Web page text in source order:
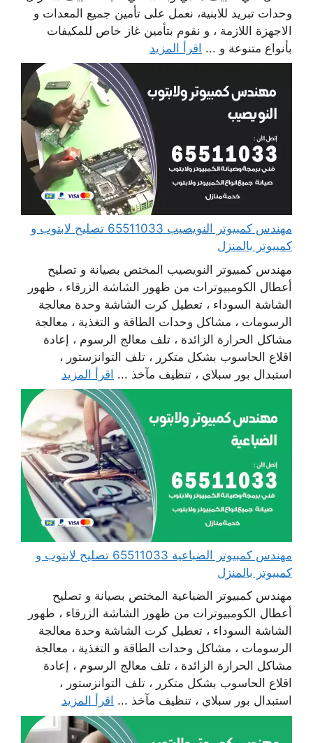
وحدات تبريد للابنية، نعمل على تأمين جميع المعدات و
الاجهزة اللازمة ، و نقوم بتأمين غاز خاص للمكيفات
بأنواع متنوعة و ... اقرأ المزيد
مهندس كمبيوتر النويصيب 65511033 تصليح لابتوب و
كمبيوتر بالمنزل
مهندس كمبيوتر النويصيب المختص بصيانة و تصليح
أعطال الكومبيوترات من ظهور الشاشة الزرقاء ، ظهور
الشاشة السوداء ، تعطيل كرت الشاشة وحدة معالجة
الرسومات ، مشاكل وحدات الطاقة و التغذية ، معالجة
مشاكل الحرارة الزائدة ، تلف معالج الرسوم ، إعادة
اقلاع الحاسوب بشكل متكرر ، تلف التوانزستور ،
استبدال بور سبلاي ، تنظيف مآخذ ... اقرأ المزيد
مهندس كمبيوتر الضباعية 65511033 تصليح لابتوب و
كمبيوتر بالمنزل
مهندس كمبيوتر الضباعية المختص بصيانة و تصليح
أعطال الكومبيوترات من ظهور الشاشة الزرقاء ، ظهور
الشاشة السوداء ، تعطيل كرت الشاشة وحدة معالجة
الرسومات ، مشاكل وحدات الطاقة و التغذية ، معالجة
مشاكل الحرارة الزائدة ، تلف معالج الرسوم ، إعادة
اقلاع الحاسوب بشكل متكرر ، تلف التوانزستور ،
استبدال بور سبلاي ، تنظيف مآخذ ... اقرأ المزيد